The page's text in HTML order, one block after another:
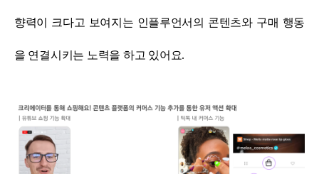
향력이 크다고 보여지는 인플루언서의 콘텐츠와 구매 행동
을 연결시키는 노력을 하고 있어요.